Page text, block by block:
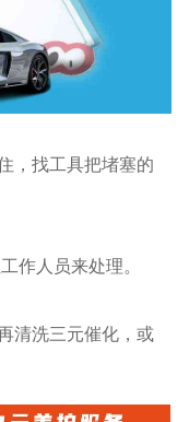
，找工具把堵塞的
作人员来处理。
清洗三元催化，或